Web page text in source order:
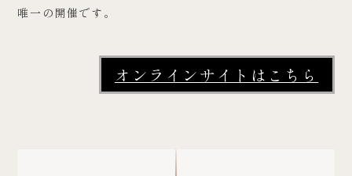
唯一の開催です。
オンラインサイトはこちら